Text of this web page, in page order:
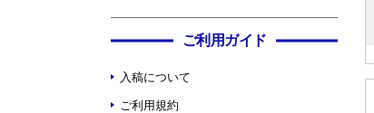
ご利用ガイド
入稿について
ご利用規約